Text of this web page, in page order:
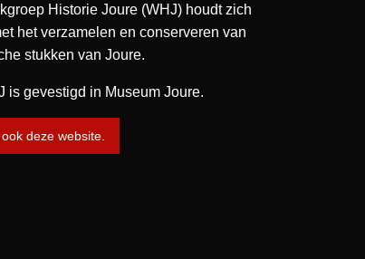
Historie Joure (WHJ) houdt zich
het verzamelen en conserveren van
stukken van Joure.
is gevestigd in Museum Joure.
deze website.